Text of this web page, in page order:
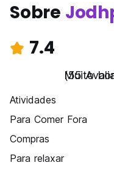
Sobre
7.4
Muito
(55
Atividades
Para Comer Fora
Compras
Para relaxar